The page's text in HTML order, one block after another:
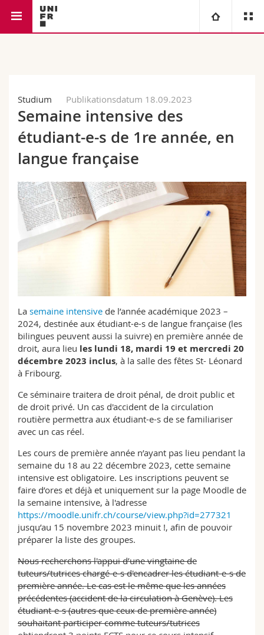
Campus
Forschung
Weiterbildung
Theologische Fak.
Rechtswissenschaftliche Fak.
Philosophische Fak.
Fak. für Erziehungs- und Bildungswissenschaften
Informationen für
Studieninteressierte
Medien
Forschende
Ressourcen
Ortsplan
Bibliotheken
Vorlesungsverzeichnis
MyUnifr
Studium Publikationsdatum 18.09.2023
Semaine intensive des
étudiant-e-s de 1re année, en
langue française
La semaine intensive de l’année académique 2023 –
2024, destinée aux étudiant-e-s de langue française (les
bilingues peuvent aussi la suivre) en première année de
droit, aura lieu les lundi 18, mardi 19 et mercredi 20
décembre 2023 inclus, à la salle des fêtes St- Léonard
à Fribourg.
Ce séminaire traitera de droit pénal, de droit public et
de droit privé. Un cas d'accident de la circulation
routière permettra aux étudiant-e-s de se familiariser
avec un cas réel.
Les cours de première année n’ayant pas lieu pendant la
semaine du 18 au 22 décembre 2023, cette semaine
intensive est obligatoire. Les inscriptions peuvent se
faire d’ores et déjà et uniquement sur la page Moodle de
la semaine intensive, à l'adresse
https://moodle.unifr.ch/course/view.php?id=277321
jusqu’au 15 novembre 2023 minuit !, afin de pouvoir
préparer la liste des groupes.
Nous recherchons l'appui d’une vingtaine de
tuteurs/tutrices chargé-e-s d'encadrer les étudiant-e-s de
première année. Le cas est le même que les années
précédentes (accident de la circulation à Genève). Les
étudiant-e-s (autres que ceux de première année)
souhaitant participer comme tuteurs/tutrices